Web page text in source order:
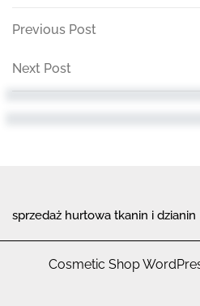
Nawigacja
wpisu
Previous
Previous Post
Next
Post
Next Post
sprzedaż hurtowa tkanin i dzianin
Cosmetic Shop